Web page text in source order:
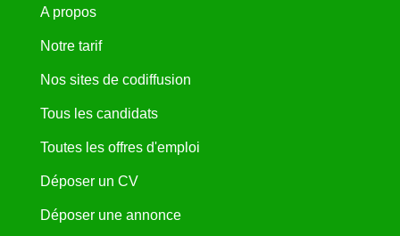
A propos
Notre tarif
Nos sites de codiffusion
Tous les candidats
Toutes les offres d'emploi
Déposer un CV
Déposer une annonce